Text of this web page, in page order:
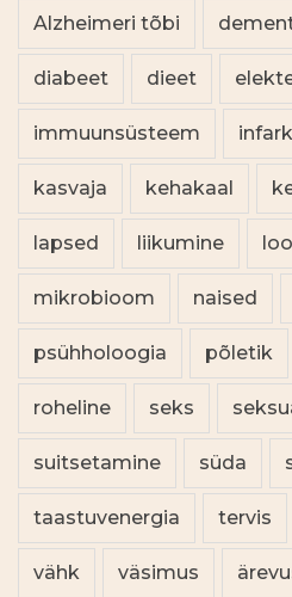
Alzheimeri tõbi
diabeet dieet
immuunsüsteem
kasvaja kehakaal
lapsed liikumine
mikrobioom naised
psühholoogia põletik
roheline seks
suitsetamine süda
taastuvenergia tervis
vähk väsimus